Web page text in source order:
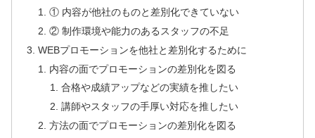
① 内容が他社のものと差別化できていない
② 制作環境や能力のあるスタッフの不足
WEBプロモーションを他社と差別化するために
内容の面でプロモーションの差別化を図る
合格や成績アップなどの実績を推したい
講師やスタッフの手厚い対応を推したい
方法の面でプロモーションの差別化を図る